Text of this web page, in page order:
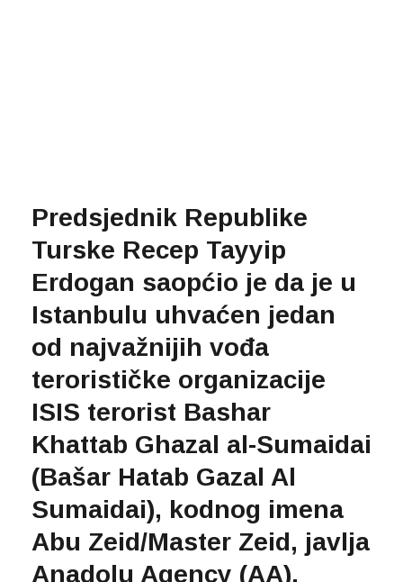
Predsjednik Republike
Turske Recep Tayyip
Erdogan saopćio je da je u
Istanbulu uhvaćen jedan
od najvažnijih vođa
terorističke organizacije
ISIS terorist Bashar
Khattab Ghazal al-Sumaidai
(Bašar Hatab Gazal Al
Sumaidai), kodnog imena
Abu Zeid/Master Zeid, javlja
Anadolu Agency (AA).